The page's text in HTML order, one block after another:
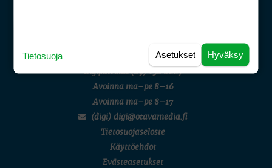
Asiakaspalvelu
Digipalvelut(09) 156 6227
Avoinna ma–pe 8–16
Avoinna ma–pe 8–17
(digi) digi@otavamedia.fi
Tietosuojaseloste
Käyttöehdot
Evästeasetukset
Hyväksy
Asetukset
Tietosuoja